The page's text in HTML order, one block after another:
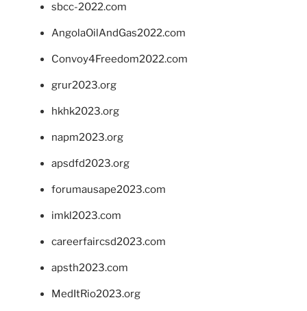
sbcc-2022.com
AngolaOilAndGas2022.com
Convoy4Freedom2022.com
grur2023.org
hkhk2023.org
napm2023.org
apsdfd2023.org
forumausape2023.com
imkl2023.com
careerfaircsd2023.com
apsth2023.com
MedItRio2023.org